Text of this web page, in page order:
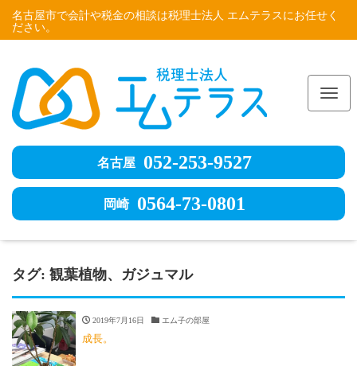
名古屋市で会計や税金の相談は税理士法人 エムテラスにお任せく
ださい。
名古屋 052-253-9527
岡崎 0564-73-0801
タグ: 観葉植物、ガジュマル
2019年7月16日 エム子の部屋
成長。